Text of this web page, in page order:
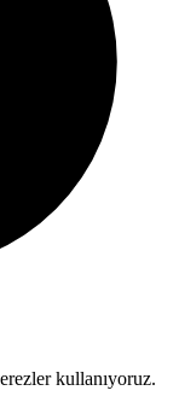
kullanıyoruz.